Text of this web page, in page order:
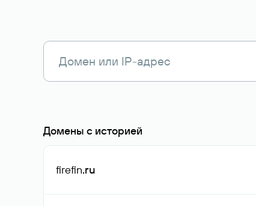
Домены с историей
firefin.ru